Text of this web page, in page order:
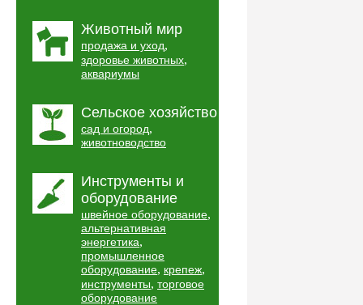
Животный мир
продажа и уход,
здоровье животных,
аквариумы
Сельское хозяйство
сад и огород,
животноводство
Инструменты и
оборудование
швейное оборудование,
альтернативная
энергетика,
промышленное
оборудование, крепеж,
инструменты, торговое
оборудование